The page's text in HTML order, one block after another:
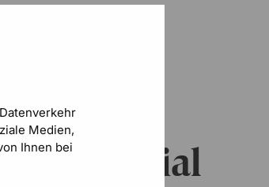
Medien,
Ihnen beiMaterial